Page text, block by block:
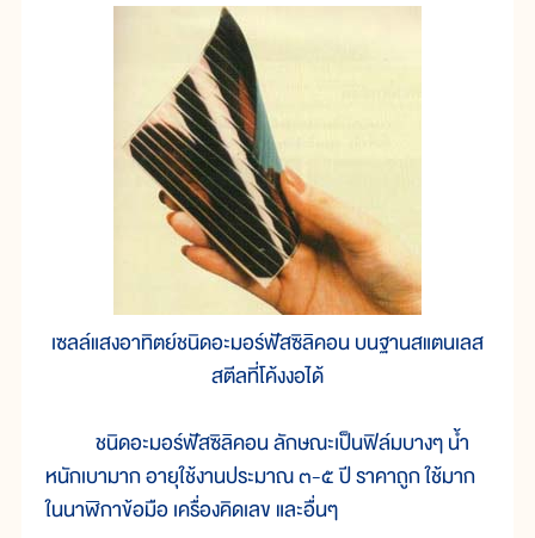
เซลล์แสงอาทิตย์ชนิดอะมอร์ฟัสซิลิคอน บนฐานสแตนเลส
สตีลที่โค้งงอได้
ชนิดอะมอร์ฟัสซิลิคอน ลักษณะเป็นฟิล์มบางๆ น้ำ
หนักเบามาก อายุใช้งานประมาณ ๓-๕ ปี ราคาถูก ใช้มาก
ในนาฬิกาข้อมือ เครื่องคิดเลข และอื่นๆ